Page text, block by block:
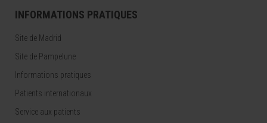
INFORMATIONS PRATIQUES
Site de Madrid
Site de Pampelune
Informations pratiques
Patients internationaux
Service aux patients